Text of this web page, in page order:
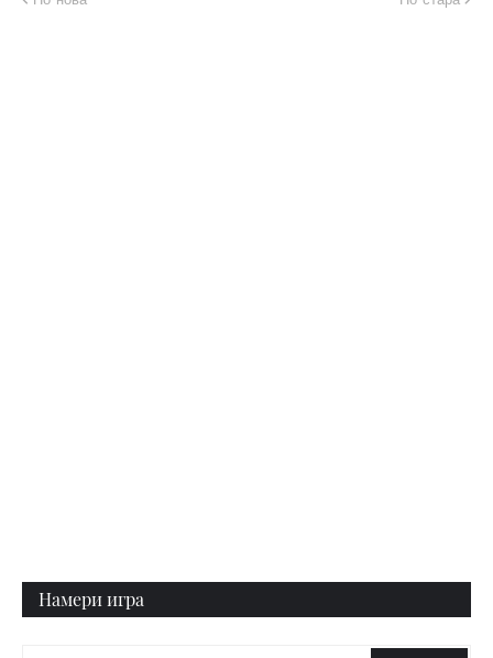
Намери игра